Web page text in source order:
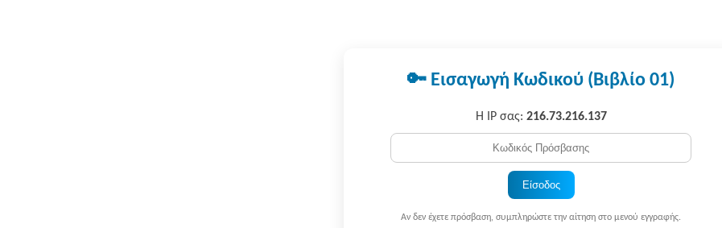
🔑 Εισαγωγή Κωδικού (Βιβλίο 01)
Η IP σας: 216.73.216.137
Είσοδος
Αν δεν έχετε πρόσβαση, συμπληρώστε την αίτηση στο μενού εγγραφής.